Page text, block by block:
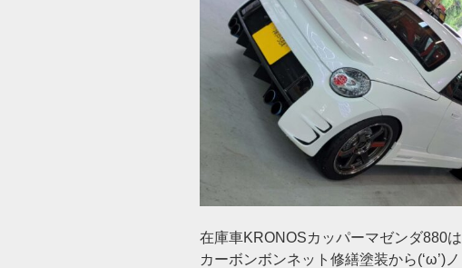
在庫車KRONOSカッパーマゼンダ880は
カーボンボンネット修繕塗装から(‘ω’)ノ